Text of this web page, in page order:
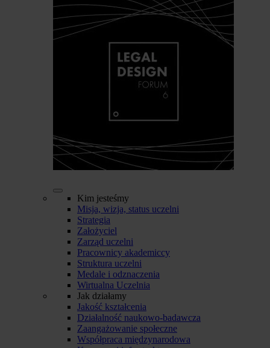
Kim jesteśmy
Misja, wizja, status uczelni
Strategia
Założyciel
Zarząd uczelni
Pracownicy akademiccy
Struktura uczelni
Medale i odznaczenia
Wirtualna Uczelnia
Jak działamy
Jakość kształcenia
Działalność naukowo-badawcza
Zaangażowanie społeczne
Współpraca międzynarodowa